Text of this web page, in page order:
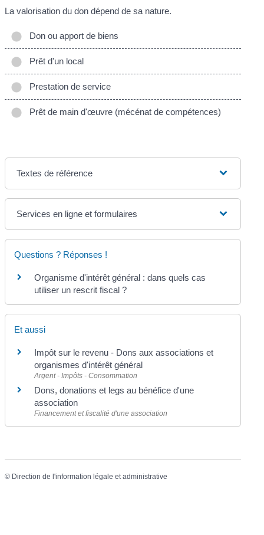
La valorisation du don dépend de sa nature.
Don ou apport de biens
Prêt d'un local
Prestation de service
Prêt de main d'œuvre (mécénat de compétences)
Textes de référence
Services en ligne et formulaires
Questions ? Réponses !
Organisme d'intérêt général : dans quels cas
utiliser un rescrit fiscal ?
Et aussi
Impôt sur le revenu - Dons aux associations et
organismes d'intérêt général
Argent - Impôts - Consommation
Dons, donations et legs au bénéfice d'une
association
Financement et fiscalité d'une association
© Direction de l'information légale et administrative